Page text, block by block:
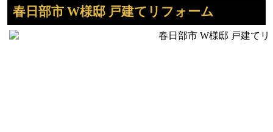
春日部市 W様邸 戸建てリフォーム